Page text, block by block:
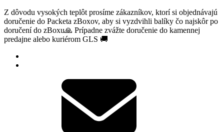
Z dôvodu vysokých teplôt prosíme zákazníkov, ktorí si objednávajú
doručenie do Packeta zBoxov, aby si vyzdvihli balíky čo najskôr po
doručení do zBoxu🙏 Prípadne zvážte doručenie do kamennej
predajne alebo kuriérom GLS 🚚